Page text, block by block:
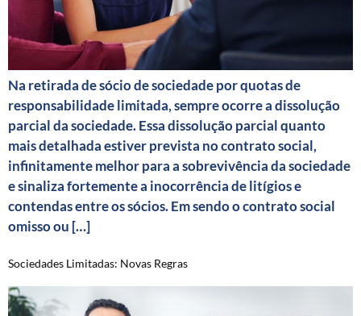
Na retirada de sócio de sociedade por quotas de
responsabilidade limitada, sempre ocorre a dissolução
parcial da sociedade. Essa dissolução parcial quanto
mais detalhada estiver prevista no contrato social,
infinitamente melhor para a sobrevivência da sociedade
e sinaliza fortemente a inocorrência de litígios e
contendas entre os sócios. Em sendo o contrato social
omisso ou […]
Sociedades Limitadas: Novas Regras